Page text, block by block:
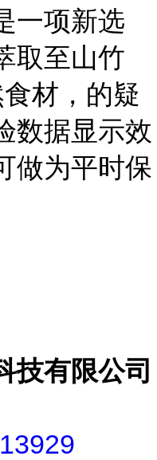
一项新选
取至山竹
材，的疑
数据显示效
做为平时保
技有限公司